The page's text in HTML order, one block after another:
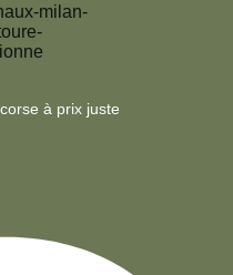
à prix juste